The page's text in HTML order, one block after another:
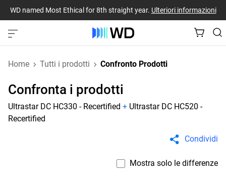
WD named Most Ethical for 8th straight year. Ulteriori informazioni
Home Tutti i prodotti Confronto Prodotti
Confronta i prodotti
Ultrastar DC HC330 - Recertified + Ultrastar DC HC520 -
Recertified
Condividi
Mostra solo le differenze